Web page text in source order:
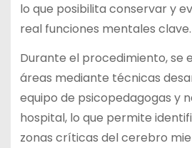
lo que posibilita conservar y
real funciones mentales clave.
Durante el procedimiento, se
áreas mediante técnicas
equipo de psicopedagogas y
hospital, lo que permite
zonas críticas del cerebro